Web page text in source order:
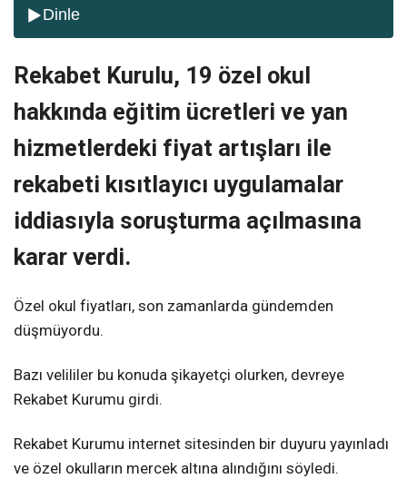
Dinle
Rekabet Kurulu, 19 özel okul
hakkında eğitim ücretleri ve yan
hizmetlerdeki fiyat artışları ile
rekabeti kısıtlayıcı uygulamalar
iddiasıyla soruşturma açılmasına
karar verdi.
Özel okul fiyatları, son zamanlarda gündemden
düşmüyordu.
Bazı velililer bu konuda şikayetçi olurken, devreye
Rekabet Kurumu girdi.
Rekabet Kurumu internet sitesinden bir duyuru yayınladı
ve özel okulların mercek altına alındığını söyledi.